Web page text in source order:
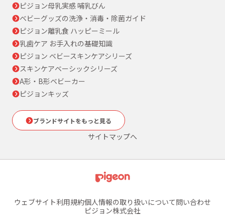
ピジョン母乳実感 哺乳びん
ベビーグッズの洗浄・消毒・除菌ガイド
ピジョン離乳食 ハッピーミール
乳歯ケア お手入れの基礎知識
ピジョン ベビースキンケアシリーズ
スキンケアベーシックシリーズ
A形・B形ベビーカー
ピジョンキッズ
ブランドサイトをもっと見る
サイトマップへ
ウェブサイト利用規約個人情報の取り扱いについて問い合わせ
ピジョン株式会社